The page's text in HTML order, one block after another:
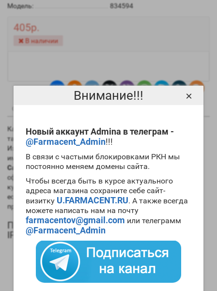
Внимание!!!
Новый аккаунт Admina в телеграм -
@Farmacent_Admin!!!
В связи с частыми блокировками РКН мы
постоянно меняем домены сайта.
Чтобы всегда быть в курсе актуального
адреса магазина сохраните себе сайт-
визитку U.FARMACENT.RU. А также всегда
можете написать нам на почту
farmacentov@gmail.com или телеграмм
@Farmacent_Admin
×
Модель:
834594
405р.
В наличии
Описание
Каберголин создан для подавления уровня пролактина, а
также он является агонистом рецепторов дофамина.
Изначально создавался для борьбы с бесплодием,
импотенцией, снижением либидо. Но в дальнейшем
Cabergoline Tablet IP 0.5mg Aptekaначали использовать в
сфере бодибилдинга для снижения уровня пролактина на
курсе стероидов. На курсах где есть
нандролона
есть вероятность повышения пролактина, а это может
привести к гинекомастии и прочим негативным моментам.
Положительные эффекты Cabergoline Tablet
IP 0.5mg Apteka
Снижает уровень пролактина;
Улучшает эрекцию и скорость восстановления между
половыми актами;
Понижает артериальное давление;